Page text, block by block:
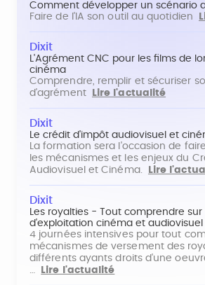
Comment développer un scénario
Faire de l'IA son outil au quotidien
Dixit
L'Agrément CNC pour les films de
cinéma
Comprendre, remplir et sécuriser
d'agrément
Lire l'actualité
Dixit
Le crédit d'impôt audiovisuel et
La formation sera l'occasion de
les mécanismes et les enjeux du
Audiovisuel et Cinéma.
Lire
Dixit
Les royalties - Tout comprendre
d'exploitation cinéma et audiovisuel
4 journées intensives pour tout
mécanismes de versement des
différents ayants droits d'une
…
Lire l'actualité